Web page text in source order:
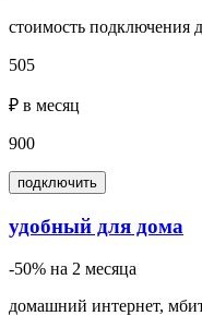
стоимость подключения
505
₽ в месяц
900
подключить
удобный для дома
-50% на 2 месяца
домашний интернет,